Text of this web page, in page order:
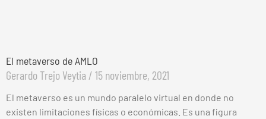
El metaverso de AMLO
Gerardo Trejo Veytia 15 noviembre, 2021
El metaverso es un mundo paralelo virtual en donde no
existen limitaciones físicas o económicas. Es una figura